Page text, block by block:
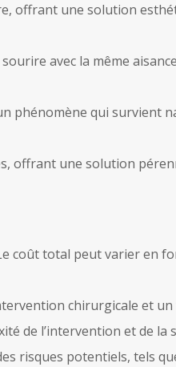
offrant une solution
avec la même
phénomène qui survient
offrant une solution
total peut varier en
chirurgicale et
de l’intervention et de la
risques potentiels, tels